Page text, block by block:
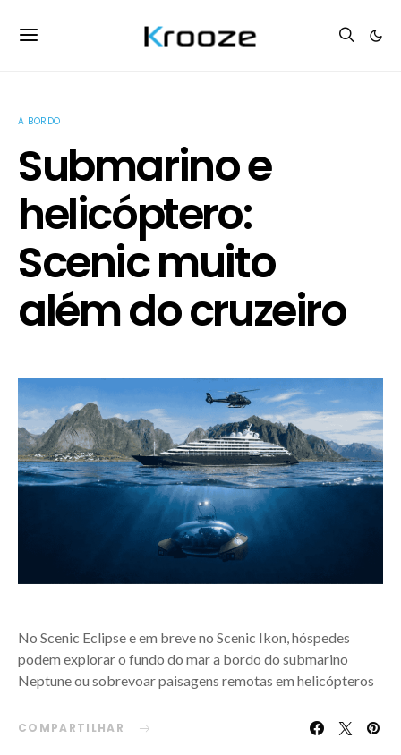
A BORDO
Submarino e
helicóptero:
Scenic muito
além do cruzeiro
No Scenic Eclipse e em breve no Scenic Ikon, hóspedes
podem explorar o fundo do mar a bordo do submarino
Neptune ou sobrevoar paisagens remotas em helicópteros
COMPARTILHAR